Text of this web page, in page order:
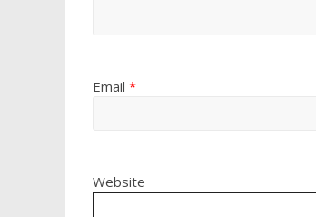
Email *
Website